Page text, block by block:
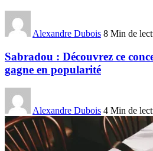
Alexandre Dubois 8 Min de
Sabradou : Découvrez ce
gagne en popularité
Alexandre Dubois 4 Min de